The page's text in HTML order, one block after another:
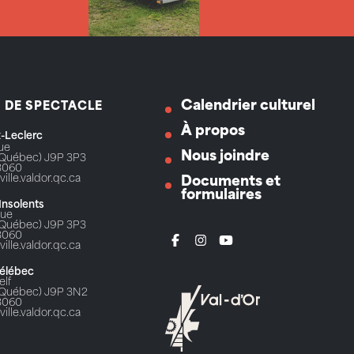
DE SPECTACLE
Leclerc
J9P 3P3
J9P 3P3
J9P 3N2
Calendrier culturel
À propos
Nous joindre
Documents et
formulaires